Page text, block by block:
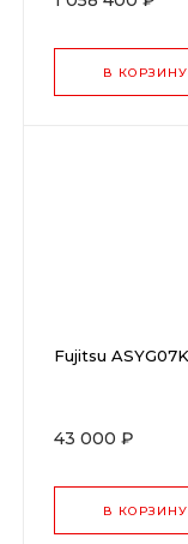
В КОРЗИНУ
Fujitsu
43 000 ₽
В КОРЗИНУ